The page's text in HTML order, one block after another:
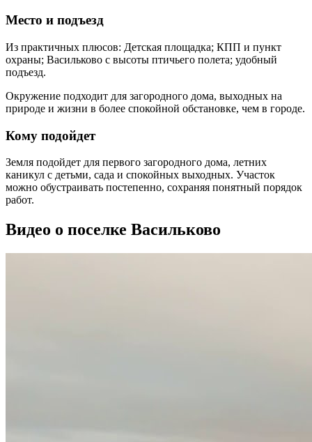
Место и подъезд
Из практичных плюсов: Детская площадка; КПП и пункт
охраны; Васильково с высоты птичьего полета; удобный
подъезд.
Окружение подходит для загородного дома, выходных на
природе и жизни в более спокойной обстановке, чем в городе.
Кому подойдет
Земля подойдет для первого загородного дома, летних
каникул с детьми, сада и спокойных выходных. Участок
можно обустраивать постепенно, сохраняя понятный порядок
работ.
Видео о поселке Васильково